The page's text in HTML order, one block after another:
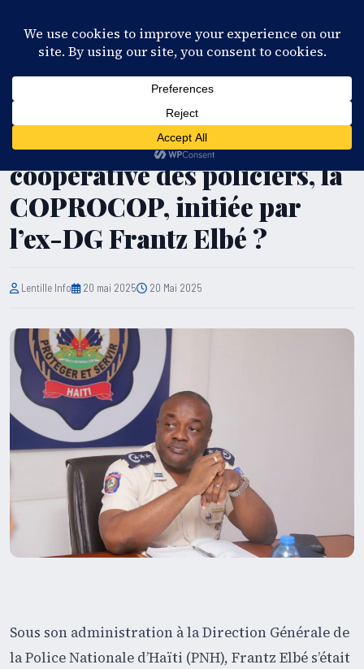
Qu’en est-il de la
coopérative des policiers, la
COPROCOP, initiée par
l’ex-DG Frantz Elbé ?
Lentille Info 20 mai 2025 20 Mai 2025
Sous son administration à la Direction Générale de
la Police Nationale d’Haïti (PNH), Frantz Elbé s’était